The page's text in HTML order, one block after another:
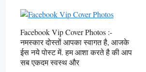
Facebook Vip Cover Photos :-
नमस्कार दोस्तों आपका स्वागत है, आजके
ईस नये पोस्ट में. हम आशा करते है की आप
सब एकदम स्वस्थ और